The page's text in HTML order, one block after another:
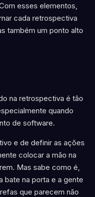
esses elementos,
cada retrospectiva
também um ponto alto
na retrospectiva é tão
quando
de software.
e de definir as ações
colocar a mão na
Mas sabe como é,
bate na porta e a gente
que parecem não